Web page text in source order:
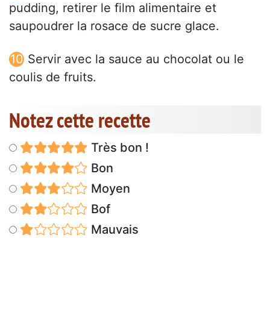
pudding, retirer le film alimentaire et
saupoudrer la rosace de sucre glace.
Servir avec la sauce au chocolat ou le
coulis de fruits.
Notez cette recette
Très bon !
Bon
Moyen
Bof
Mauvais